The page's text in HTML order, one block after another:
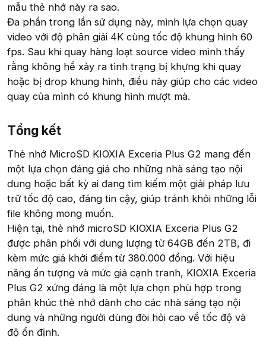
mẫu thẻ nhớ này ra sao.
Đa phần trong lần sử dụng này, mình lựa chọn quay
video với độ phân giải 4K cùng tốc độ khung hình 60
fps. Sau khi quay hàng loạt source video mình thấy
rằng không hề xảy ra tình trạng bị khựng khi quay
hoặc bị drop khung hình, điều này giúp cho các video
quay của mình có khung hình mượt mà.
Tổng kết​
Thẻ nhớ MicroSD KIOXIA Exceria Plus G2 mang đến
một lựa chọn đáng giá cho những nhà sáng tạo nội
dung hoặc bất kỳ ai đang tìm kiếm một giải pháp lưu
trữ tốc độ cao, đáng tin cậy, giúp tránh khỏi những lỗi
file không mong muốn.
Hiện tại, thẻ nhớ microSD KIOXIA Exceria Plus G2
được phân phối với dung lượng từ 64GB đến 2TB, đi
kèm mức giá khởi điểm từ 380.000 đồng. Với hiệu
năng ấn tượng và mức giá cạnh tranh, KIOXIA Exceria
Plus G2 xứng đáng là một lựa chọn phù hợp trong
phân khúc thẻ nhớ dành cho các nhà sáng tạo nội
dung và những người dùng đòi hỏi cao về tốc độ và
độ ổn định.